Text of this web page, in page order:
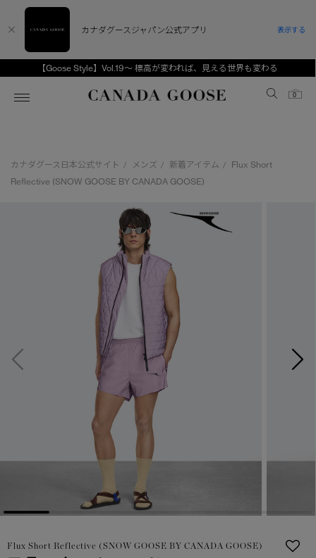
【Goose Style】Vol.19～ 標高が変われば、見える世界も変わる
Canada Goose
0
スノーグース
ディスカバー
アンバサダー
スプリングコレクション
ウィメンズ TOP
新着アイテム
ベストセラー
FW26コレクション
サマー 26 コレクション
サマー 26 コレクションLOOK
日本限定モデル
スノーグース
メイドインジャパンTシャツ
アウターウェア
アクセサリー
フットウェア
メンズ TOP
新着アイテム
ベストセラー
FW26コレクション
サマー 26 コレクション
サマー 26 コレクションLOOK
日本限定モデル
スノーグース
メイドインジャパンTシャツ
アウターウェア
アクセサリー
フットウェア
キッズ TOP
ベビー（0‐24ヵ月)
キッズ（2‐7歳)
ユース（6＋歳)
コレクション
CANADA GOOSE Generationsは、アウター
ウェアの下取り・再販を通じて、長く愛される製
品の価値を受け継いでいきます。
アーカイブの希少なピースもご覧いただけます。
詳しく見る
カナダグース日本公式サイト / メンズ / 新着アイテム /
Flux Short
Reflective (SNOW GOOSE BY CANADA GOOSE)
Flux Short Reflective (SNOW GOOSE BY CANADA GOOSE)
カナダグースジャパン公式アプリ 表示する